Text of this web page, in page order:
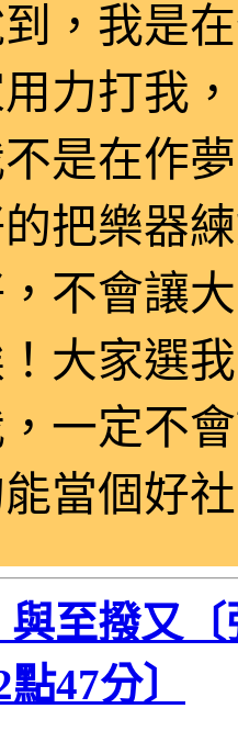
，我是
力打我
是在作
把樂器
不會讓
大家選
一定不
當個好
至撥又
47分〕